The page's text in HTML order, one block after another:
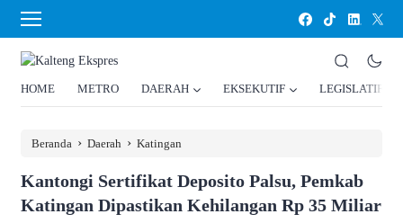
HOME METRO DAERAH EKSEKUTIF LEGISLATIF
Beranda › Daerah › Katingan
Kantongi Sertifikat Deposito Palsu, Pemkab
Katingan Dipastikan Kehilangan Rp 35 Miliar